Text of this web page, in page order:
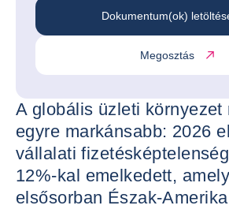
Dokumentum(ok)
Megosztás
A globális üzleti környezet
egyre markánsabb: 2026
vállalati
12%-kal emelkedett,
elsősorban Észak-